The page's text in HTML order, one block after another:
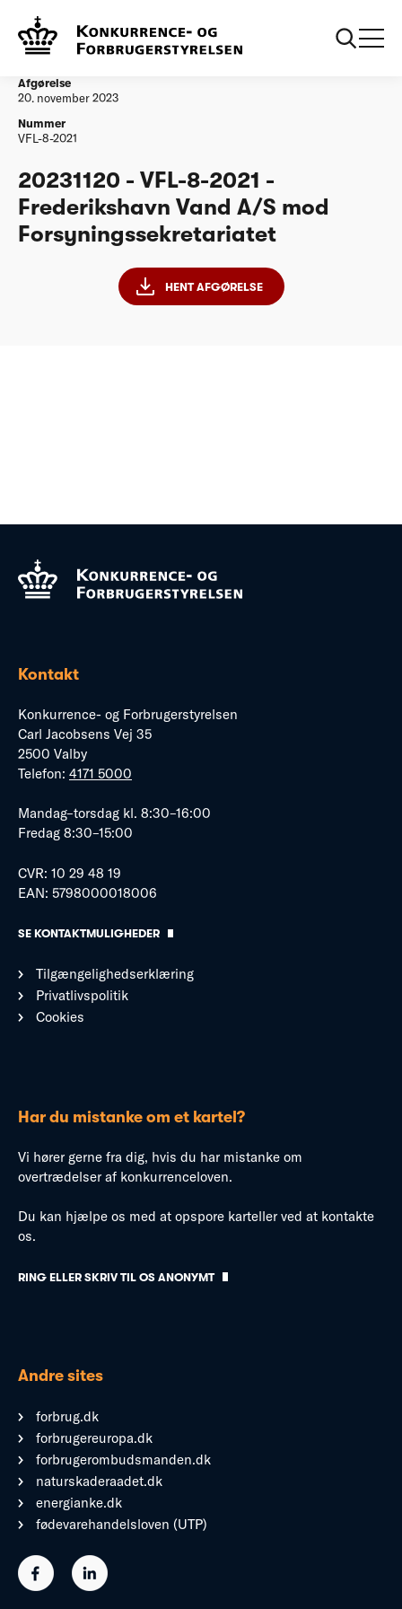
Vandtilsyn
A/S mod Forsyningssekretariatet
Afgørelse
20. november 2023
Nummer
VFL-8-2021
20231120 - VFL-8-2021 -
Frederikshavn Vand A/S mod
Forsyningssekretariatet
HENT AFGØRELSE
Kontakt
Konkurrence- og Forbrugerstyrelsen
Carl Jacobsens Vej 35
2500 Valby
Telefon: 4171 5000
Mandag–torsdag kl. 8:30–16:00
Fredag 8:30–15:00
CVR: 10 29 48 19
EAN: 5798000018006
SE KONTAKTMULIGHEDER
Tilgængelighedserklæring
Privatlivspolitik
Cookies
Har du mistanke om et kartel?
Vi hører gerne fra dig, hvis du har mistanke om
overtrædelser af konkurrenceloven.
Du kan hjælpe os med at opspore karteller ved at kontakte
os.
RING ELLER SKRIV TIL OS ANONYMT
Andre sites
forbrug.dk
forbrugereuropa.dk
forbrugerombudsmanden.dk
naturskaderaadet.dk
energianke.dk
fødevarehandelsloven (UTP)